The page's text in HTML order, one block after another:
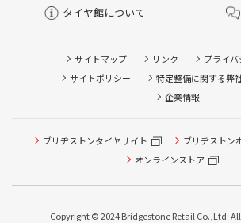
タイヤ館について
サイトマップ リンク
プライ
サイトポリシー
特定整備に関する弊
企業情報
ブリヂストンタイヤサイト
ブリヂストン
オンラインストア
Copyright © 2024 Bridgestone Retail Co.,Ltd.
タイヤ点検・安全点検/タイヤ履き替え/オ
ピット作業の予約
本日のタイヤ履き替え順番待ち予約 ※ク